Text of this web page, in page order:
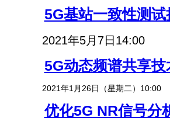
5G基站一致性测
2021年5月7日14:00
5G动态频谱共享
2021年1月26日（星期二）10:00
优化5G NR信号分